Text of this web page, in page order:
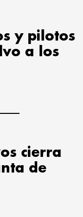
y pilotos
a los
cierra
de